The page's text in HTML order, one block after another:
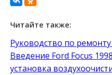
Читайте также:
Руководство по ремонту
Введение Ford Focus
установка